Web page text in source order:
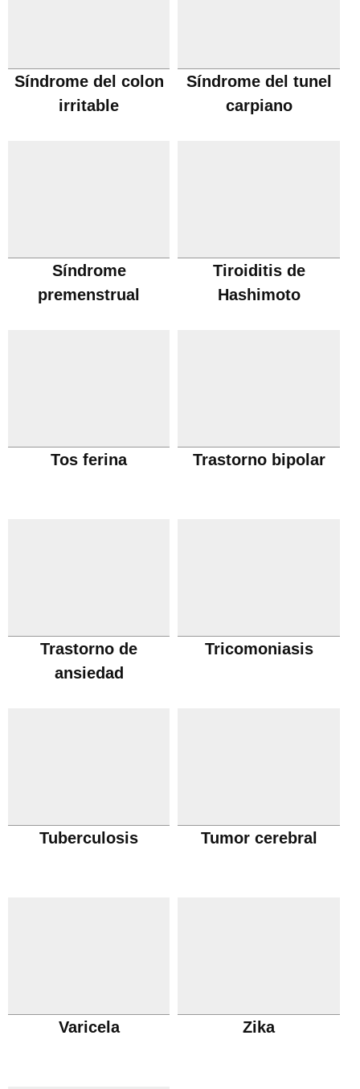
Síndrome del colon
irritable
Síndrome del tunel
carpiano
Síndrome
premenstrual
Tiroiditis de
Hashimoto
Tos ferina Trastorno bipolar
Trastorno de
ansiedad
Tricomoniasis
Tuberculosis Tumor cerebral
Varicela Zika